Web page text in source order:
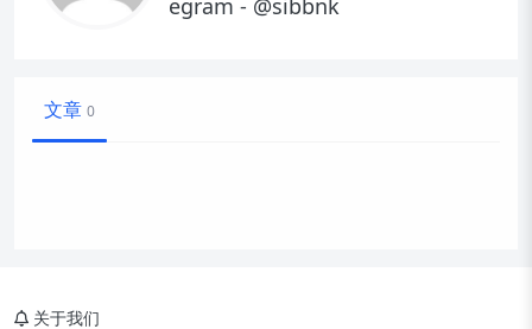
egram - @sibbnk
文章 0
关于我们